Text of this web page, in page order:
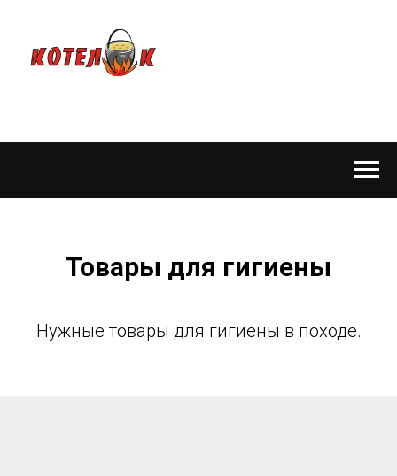
Товары для гигиены
Нужные товары для гигиены в походе.